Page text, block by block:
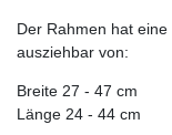
Der Rahmen hat
ausziehbar von:
Breite 27 - 47 cm
Länge 24 - 44 cm